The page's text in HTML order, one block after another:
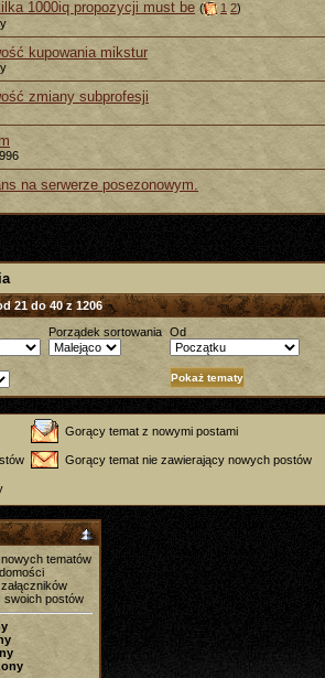
1000iq propozycji must be ( 1 2)
kupowania mikstur
zmiany subprofesji
na serwerze posezonowym.
21 do 40 z 1206
Porządek sortowania Od
Gorący temat z nowymi postami
Gorący temat nie zawierający nowych postów
nowych tematów
swoich postów